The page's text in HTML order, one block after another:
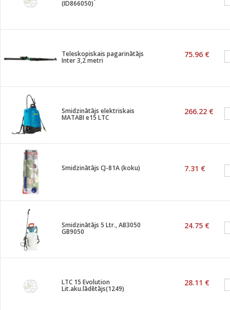
(ID866050)
Teleskopiskais pagarinātājs
Inter 3,2 metri
75.96 €
Smidzinātājs elektriskais
MATABI e15 LTC
266.22 €
Smidzinātājs CJ-81A (koku) 7.31 €
Smidzinātājs 5 Ltr., AB3050
GB9050
24.75 €
LTC 15 Evolution
Lit.aku.lādētājs(1249)
28.11 €